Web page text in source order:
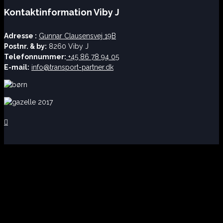
Kontaktinformation Viby J
Adresse : Gunnar Clausensvej 19B
Postnr. & by: 8260 Viby J
Telefonnummer: +45 86 78 94 05
E-mail: info@transport-partner.dk
